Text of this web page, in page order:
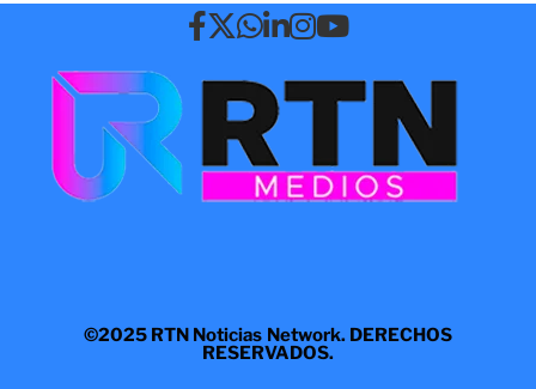
©2025 RTN Noticias Network. DERECHOS
RESERVADOS.